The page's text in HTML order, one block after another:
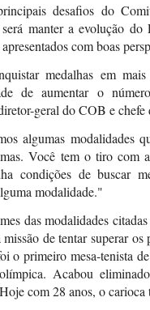
desafios do
manter a evolução do
com boas
medalhas em
de aumentar o
geral do COB e chefe
algumas modalidades
Você tem o tiro com
condições de buscar
modalidade."
das modalidades
missão de tentar superar
o primeiro mesa-tenista
Acabou
com 28 anos, o